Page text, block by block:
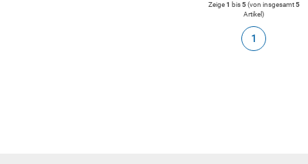
Zeige1 bis5(von insgesamt5
Artikel)
1